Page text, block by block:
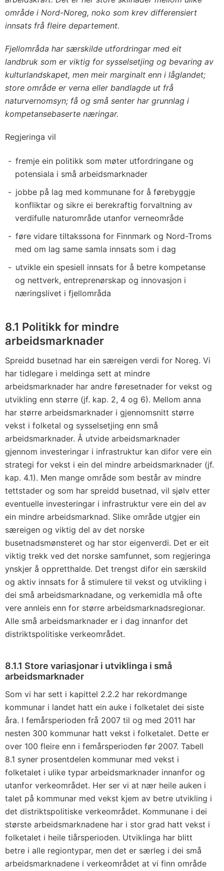
område i Nord-Noreg, noko som krev differensiert
innsats frå fleire departement.
Fjellområda har særskilde utfordringar med eit
landbruk som er viktig for sysselsetjing og bevaring av
kulturlandskapet, men meir marginalt enn i låglandet;
store område er verna eller bandlagde ut frå
naturvernomsyn; få og små senter har grunnlag i
kompetansebaserte næringar.
Regjeringa vil
fremje ein politikk som møter utfordringane og
potensiala i små arbeidsmarknader
jobbe på lag med kommunane for å førebyggje
konfliktar og sikre ei berekraftig forvaltning av
verdifulle naturområde utanfor verneområde
føre vidare tiltakssona for Finnmark og Nord-Troms
med om lag same samla innsats som i dag
utvikle ein spesiell innsats for å betre kompetanse
og nettverk, entreprenørskap og innovasjon i
næringslivet i fjellområda
8.1 Politikk for mindre
arbeidsmarknader
Spreidd busetnad har ein særeigen verdi for Noreg. Vi
har tidlegare i meldinga sett at mindre
arbeidsmarknader har andre føresetnader for vekst og
utvikling enn større (jf. kap. 2, 4 og 6). Mellom anna
har større arbeidsmarknader i gjennomsnitt større
vekst i folketal og sysselsetjing enn små
arbeidsmarknader. Å utvide arbeidsmarknader
gjennom investeringar i infrastruktur kan difor vere ein
strategi for vekst i ein del mindre arbeidsmarknader (jf.
kap. 4.1). Men mange område som består av mindre
tettstader og som har spreidd busetnad, vil sjølv etter
eventuelle investeringar i infrastruktur vere ein del av
ein mindre arbeidsmarknad. Slike område utgjer ein
særeigen og viktig del av det norske
busetnadsmønsteret og har stor eigenverdi. Det er eit
viktig trekk ved det norske samfunnet, som regjeringa
ynskjer å oppretthalde. Det trengst difor ein særskild
og aktiv innsats for å stimulere til vekst og utvikling i
dei små arbeidsmarknadane, og verkemidla må ofte
vere annleis enn for større arbeidsmarknadsregionar.
Alle små arbeidsmarknader er i dag innanfor det
distriktspolitiske verkeområdet.
8.1.1 Store variasjonar i utviklinga i små
arbeidsmarknader
Som vi har sett i kapittel 2.2.2 har rekordmange
kommunar i landet hatt ein auke i folketalet dei siste
åra. I femårsperioden frå 2007 til og med 2011 har
nesten 300 kommunar hatt vekst i folketalet. Dette er
over 100 fleire enn i femårsperioden før 2007. Tabell
8.1 syner prosentdelen kommunar med vekst i
folketalet i ulike typar arbeidsmarknader innanfor og
utanfor verkeområdet. Her ser vi at nær heile auken i
talet på kommunar med vekst kjem av betre utvikling i
det distriktspolitiske verkeområdet. Kommunane i dei
største arbeidsmarknadene har i stor grad hatt vekst i
folketalet i heile tiårsperioden. Utviklinga har blitt
betre i alle regiontypar, men det er særleg i dei små
arbeidsmarknadene i verkeområdet at vi finn område